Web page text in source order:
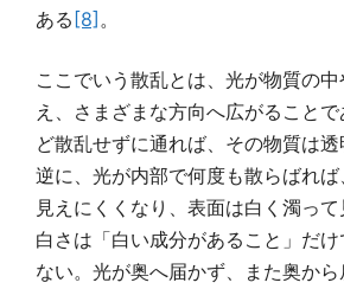
ある[8] 。
ここでいう散乱とは、光が物質の
え、さまざまな方向へ広がること
ど散乱せずに通れば、その物質は透
逆に、光が内部で何度も散らばれ
見えにくくなり、表面は白く濁って
白さは「白い成分があること」だ
ない。光が奥へ届かず、また奥か